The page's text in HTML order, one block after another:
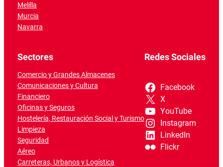
Melilla
Murcia
Navarra
Sectores
Comercio y Grandes Almacenes
Comunicaciones y Cultura
Financiero
Oficinas y Seguros
Hostelería, Restauración Social y Turismo
Limpieza
Seguridad
Aéreo
Carreteras, Urbanos y Logística
Redes Sociales
Facebook
X
YouTube
Instagram
LinkedIn
Flickr